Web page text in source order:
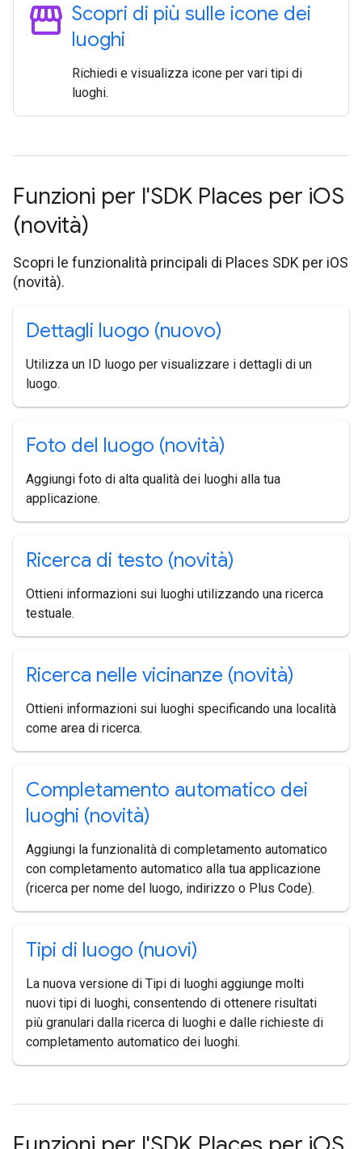
storefront Scopri di più sulle icone dei
luoghi
Richiedi e visualizza icone per vari tipi di
luoghi.
Funzioni per l'SDK Places per iOS
(novità)
Scopri le funzionalità principali di Places SDK per iOS
(novità).
Dettagli luogo (nuovo)
Utilizza un ID luogo per visualizzare i dettagli di un
luogo.
Foto del luogo (novità)
Aggiungi foto di alta qualità dei luoghi alla tua
applicazione.
Ricerca di testo (novità)
Ottieni informazioni sui luoghi utilizzando una ricerca
testuale.
Ricerca nelle vicinanze (novità)
Ottieni informazioni sui luoghi specificando una località
come area di ricerca.
Completamento automatico dei
luoghi (novità)
Aggiungi la funzionalità di completamento automatico
con completamento automatico alla tua applicazione
(ricerca per nome del luogo, indirizzo o Plus Code).
Tipi di luogo (nuovi)
La nuova versione di Tipi di luoghi aggiunge molti
nuovi tipi di luoghi, consentendo di ottenere risultati
più granulari dalla ricerca di luoghi e dalle richieste di
completamento automatico dei luoghi.